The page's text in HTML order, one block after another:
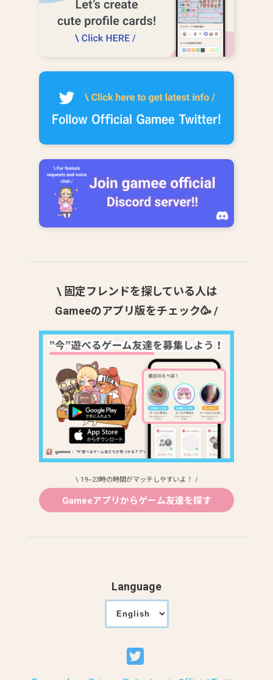
\ 固定フレンドを探している人は
Gameeのアプリ版をチェック🥳 /
\ 19~23時の時間がマッチしやすいよ！ /
Gameeアプリからゲーム友達を探す
Language